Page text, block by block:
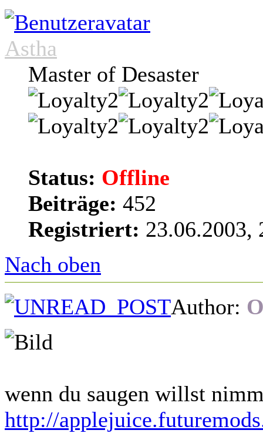
Astha
Master of Desaster
Status: Offline
Beiträge: 452
Registriert: 23.06.2003,
Nach oben
Author:
wenn du saugen willst
http://